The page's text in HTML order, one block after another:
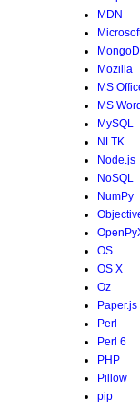
MDN
Mozilla
MS
MS Word
MySQL
NLTK
Node.js
NoSQL
NumPy
OS
OS X
Oz
Paper.js
Perl
Perl 6
PHP
Pillow
pip